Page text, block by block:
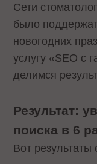
Сети
было
новогодних
услугу «SEO с
делимся
Результат:
поиска в 6
Вот результаты